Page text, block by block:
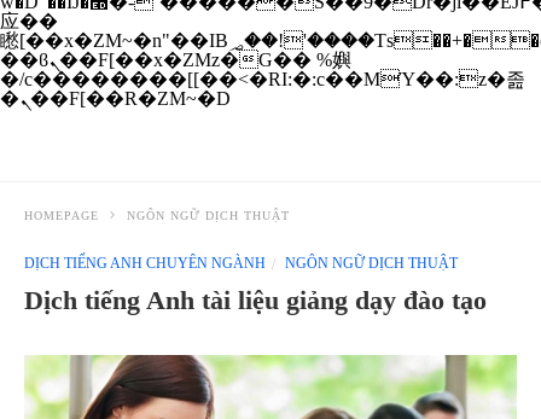
应��
矁[��x�ZM~�n"��IB؃��!'����Тѕ��+��(m��IK�ʭ�/|
��ϐܢ��F[��x�ZMz�G�� %嬩
�/c��������[[��<�RI:�:c��MΎ��:z�졾
�ܢ��F[��R�ZM~�D
HOMEPAGE NGÔN NGỮ DỊCH THUẬT
DỊCH TIẾNG ANH CHUYÊN NGÀNH NGÔN NGỮ DỊCH THUẬT
Dịch tiếng Anh tài liệu giảng dạy đào tạo